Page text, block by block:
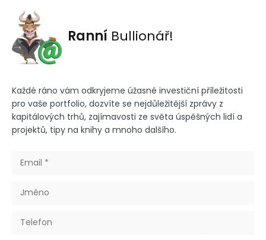
Ranní Bullionář!
Každé ráno vám odkryjeme úžasné investiční příležitosti
pro vaše portfolio, dozvíte se nejdůležitější zprávy z
kapitálových trhů, zajímavosti ze světa úspěšných lidí a
projektů, tipy na knihy a mnoho dalšího.